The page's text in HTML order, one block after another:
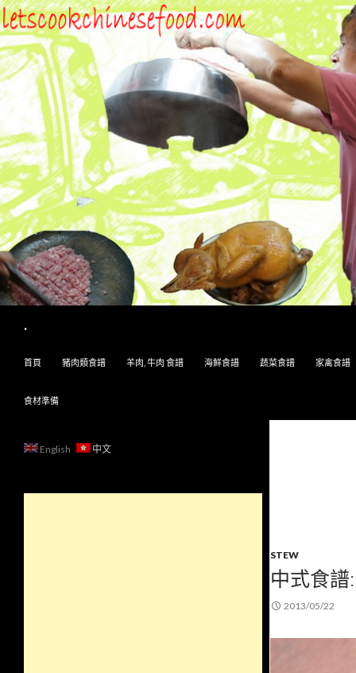
.
首頁
豬肉類食譜 羊肉, 牛肉 食譜 海鮮食譜 蔬菜食譜 家禽食譜
食材準備
STEW
中式食譜
2013/05/22
English 中文